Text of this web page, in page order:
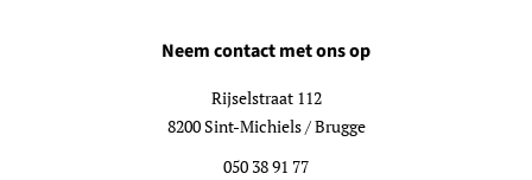
Neem contact met ons op
Rijselstraat 112
8200 Sint-Michiels / Brugge
050 38 91 77